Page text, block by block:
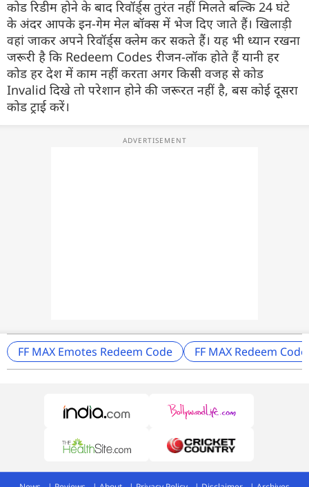
कोड रिडीम होने के बाद रिवॉर्ड्स तुरंत नहीं मिलते बल्कि 24 घंटे
के अंदर आपके इन-गेम मेल बॉक्स में भेज दिए जाते हैं। खिलाड़ी
वहां जाकर अपने रिवॉर्ड्स क्लेम कर सकते हैं। यह भी ध्यान रखना
जरूरी है कि Redeem Codes रीजन-लॉक होते हैं यानी हर
कोड हर देश में काम नहीं करता अगर किसी वजह से कोड
Invalid दिखे तो परेशान होने की जरूरत नहीं है, बस कोई दूसरा
कोड ट्राई करें।
FF MAX Emotes Redeem Code FF MAX Redeem